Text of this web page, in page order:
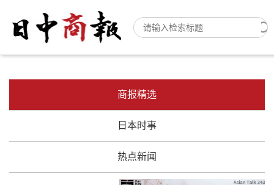
商报精选
日本时事
热点新闻